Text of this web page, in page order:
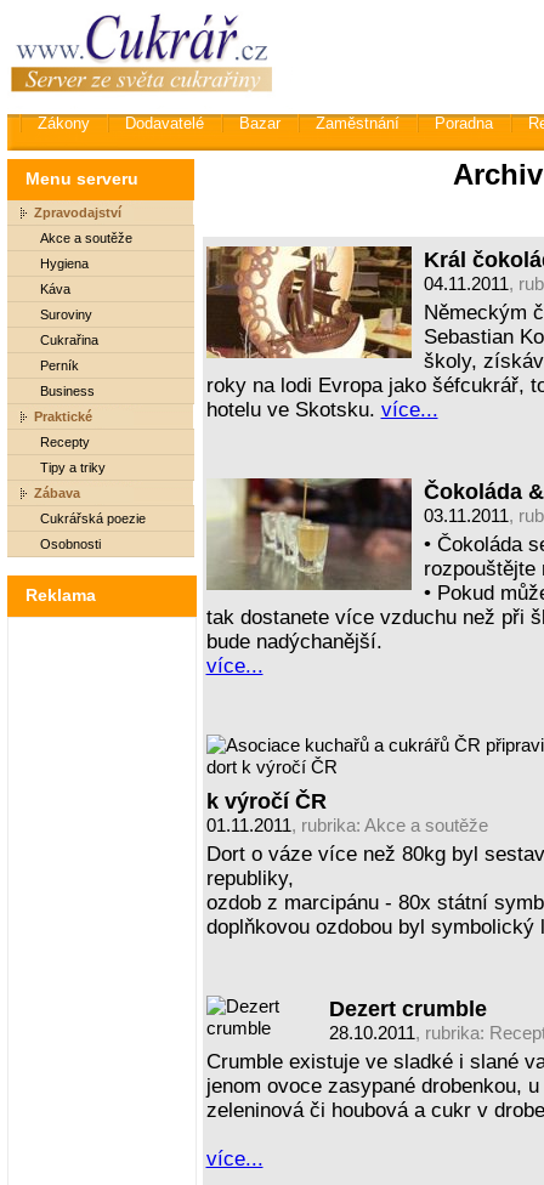
Zákony Dodavatelé Bazar Zaměstnání Poradna
Menu serveru
Zpravodajství
Akce a soutěže
Hygiena
Káva
Suroviny
Cukrařina
Perník
Business
Praktické
Recepty
Tipy a triky
Zábava
Cukrářská poezie
Osobnosti
Reklama
Král
04.11.2011,
Německým
Sebastian
školy,
roky na lodi Evropa jako šéfcukrář,
hotelu ve Skotsku. více...
Čokoláda
03.11.2011,
• Čokoláda
rozpouštějte
• Pokud
tak dostanete více vzduchu než při
bude nadýchanější.
více...
k výročí ČR
01.11.2011, rubrika: Akce a soutěže
Dort o váze více než 80kg byl
republiky,
ozdob z marcipánu - 80x státní
doplňkovou ozdobou byl
Dezert crumble
28.10.2011, rubrika:
Crumble existuje ve sladké i slané
jenom ovoce zasypané drobenkou,
zeleninová či houbová a cukr v
více...